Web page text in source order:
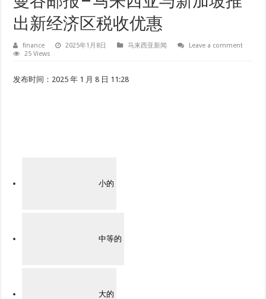
出新经济区税收优惠
finance 2025年1月8日 马来西亚新闻
Leave a comment
25 Views
发布时间：2025 年 1 月 8 日 11:28
小的
中等的
大的